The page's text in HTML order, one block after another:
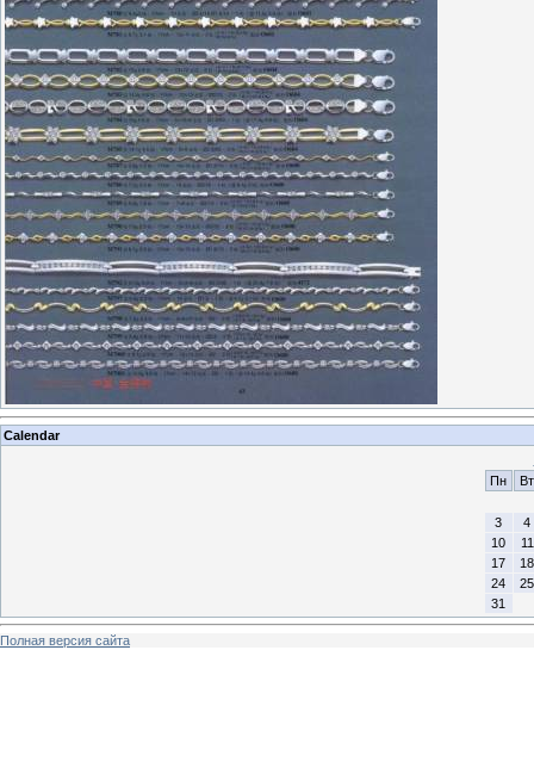
Calendar
Пн
Вт
3
4
10
11
17
18
24
25
31
Полная версия сайта